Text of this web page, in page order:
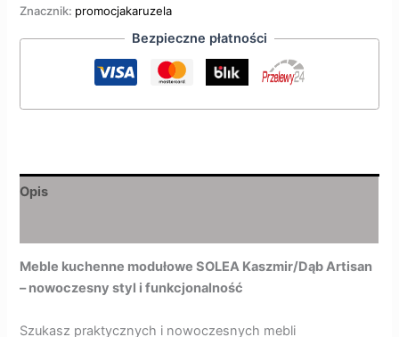
Znacznik: promocjakaruzela
Bezpieczne płatności
Opis
Meble kuchenne modułowe SOLEA Kaszmir/Dąb Artisan
– nowoczesny styl i funkcjonalność
Szukasz praktycznych i nowoczesnych mebli